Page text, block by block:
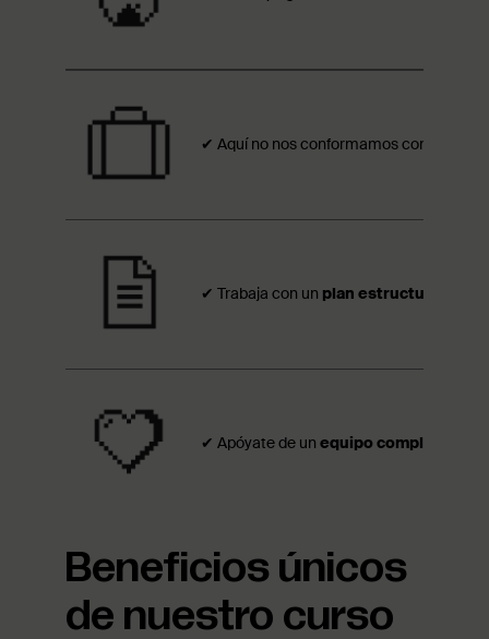
✔ Aquí no nos conformamos con
✔ Trabaja con un plan estructurado de
✔ Apóyate de un equipo completo
Beneficios únicos
de nuestro curso